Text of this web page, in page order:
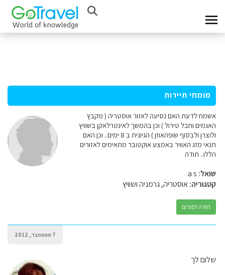
מומחי תיירות
אשמח לדעת האם נסיעה לאזור אוסטריה ( מקבץ
האגמים וחבל טירול ) וכן בהמשך לאינטרלאקן בשוויץ
ולוצרן ולבסוף שופהאוזן ) הגיונית ב 8 ימים.. וכן האם
תנאי מזג האוויר באמצע אוקטובר מתאימים לאזורים
הללו.. תודה
שואל:
קטגוריה:אוסטריה, גרמניה ושוויץ
חזרה לפורום
7 ספטמבר, 2012
שלום לך